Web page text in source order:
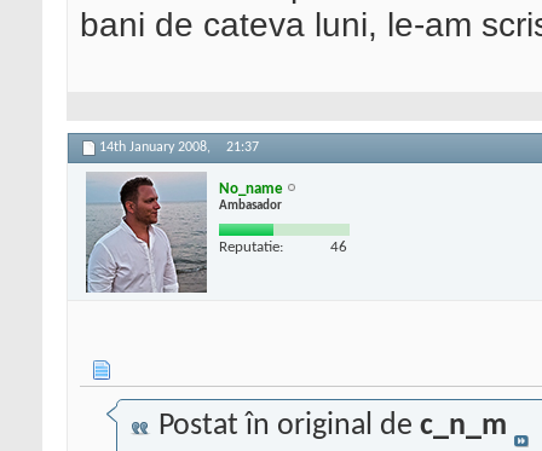
bani de cateva luni, le-am
14th January 2008, 21:37
No_name
Ambasador
Reputatie: 46
Postat în original de c_n_m